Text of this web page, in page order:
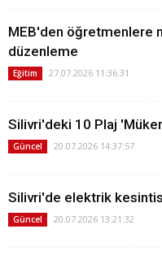
MEB'den öğretmenlere
düzenleme
Eğitim 27.07.2026 11:36:31
Silivri'deki 10 Plaj
Güncel 20.07.2026 14:37:57
Silivri'de elektrik
Güncel 20.07.2026 13:21:32